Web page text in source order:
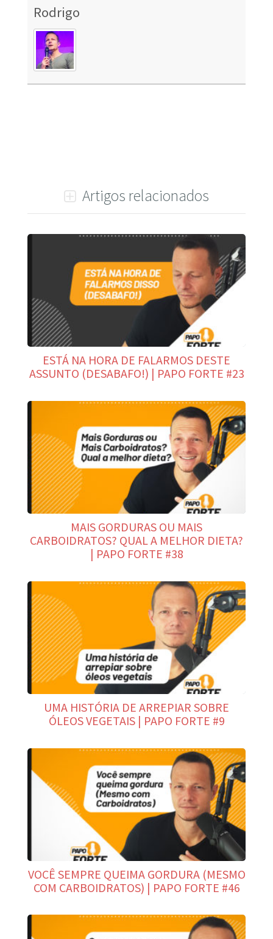
Rodrigo
Artigos relacionados
ESTÁ NA HORA DE FALARMOS DESTE
ASSUNTO (DESABAFO!) | PAPO FORTE #23
MAIS GORDURAS OU MAIS
CARBOIDRATOS? QUAL A MELHOR DIETA?
| PAPO FORTE #38
UMA HISTÓRIA DE ARREPIAR SOBRE
ÓLEOS VEGETAIS | PAPO FORTE #9
VOCÊ SEMPRE QUEIMA GORDURA (MESMO
COM CARBOIDRATOS) | PAPO FORTE #46